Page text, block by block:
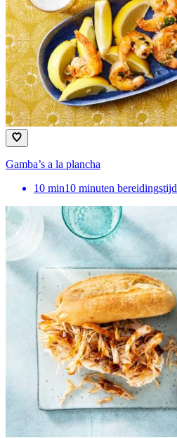
Gamba’s a la plancha
10 min10 minuten bereidingstijd